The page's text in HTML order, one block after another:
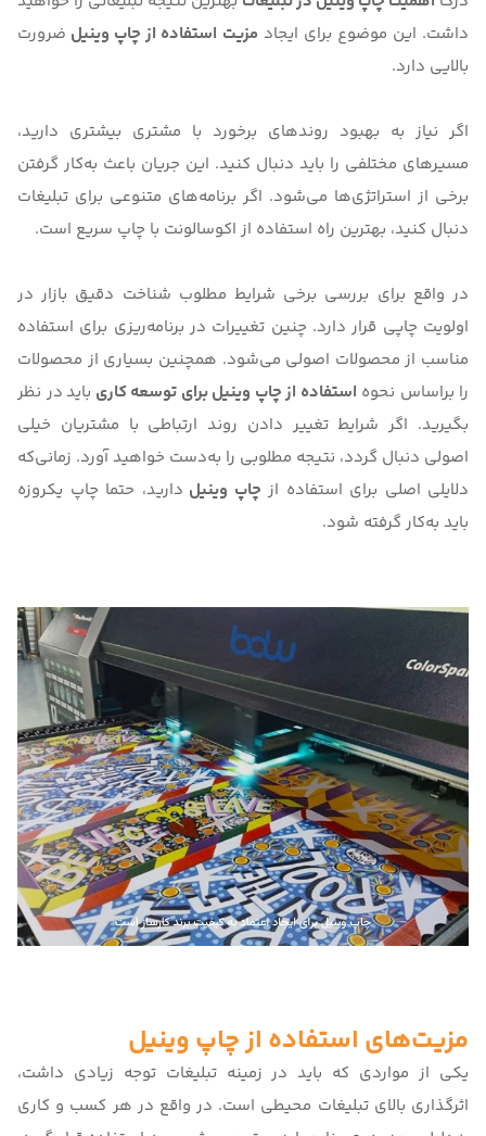
داشت. این موضوع برای ایجاد مزیت استفاده از چاپ وینیل ضرورت
بالایی دارد.
اگر نیاز به بهبود روندهای برخورد با مشتری بیشتری دارید،
مسیرهای مختلفی را باید دنبال کنید. این جریان باعث به‌کار گرفتن
برخی از استراتژی‌ها می‌شود. اگر برنامه‌های متنوعی برای تبلیغات
دنبال ‌کنید، بهترین راه استفاده از اکوسالونت با چاپ سریع است.
در واقع برای بررسی برخی شرایط مطلوب شناخت دقیق بازار در
اولویت چاپی قرار دارد. چنین تغییرات در برنامه‌ریزی برای استفاده
مناسب از محصولات اصولی می‌شود. همچنین بسیاری از محصولات
را براساس نحوه استفاده از چاپ وینیل برای توسعه کاری باید در نظر
بگیرید. اگر شرایط تغییر دادن روند ارتباطی با مشتریان خیلی
اصولی دنبال گردد، نتیجه مطلوبی را به‌دست خواهید آورد. زمانی‌که
دلایلی اصلی برای استفاده از چاپ وینیل دارید، حتما چاپ یکروزه
باید به‌کار گرفته شود.
مزیت‌های استفاده از چاپ وینیل
یکی از مواردی که باید در زمینه تبلیغات توجه زیادی داشت،
اثرگذاری بالای تبلیغات محیطی است. در واقع در هر کسب و کاری